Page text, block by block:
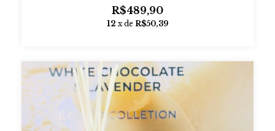
R$489,90
12 x de R$50,39